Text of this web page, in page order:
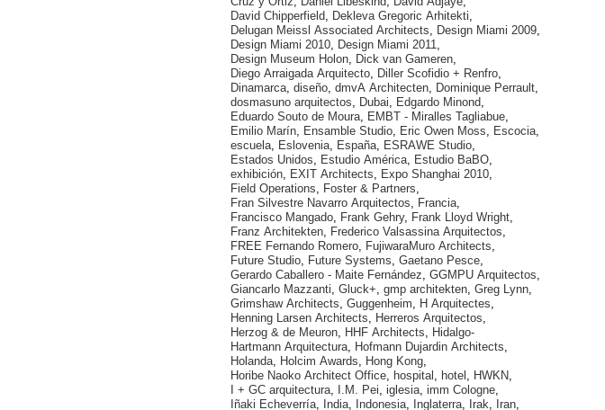
David Chipperfield, Dekleva Gregoric Arhitekti,
Delugan Meissl Associated Architects, Design Miami 2009,
Design Miami 2010, Design Miami 2011,
Design Museum Holon, Dick van Gameren,
Diego Arraigada Arquitecto, Diller Scofidio + Renfro,
Dinamarca, diseño, dmvA Architecten, Dominique Perrault,
dosmasuno arquitectos, Dubai, Edgardo Minond,
Eduardo Souto de Moura, EMBT - Miralles Tagliabue,
Emilio Marín, Ensamble Studio, Eric Owen Moss, Escocia,
escuela, Eslovenia, España, ESRAWE Studio,
Estados Unidos, Estudio América, Estudio BaBO,
exhibición, EXIT Architects, Expo Shanghai 2010,
Field Operations, Foster & Partners,
Fran Silvestre Navarro Arquitectos, Francia,
Francisco Mangado, Frank Gehry, Frank Lloyd Wright,
Franz Architekten, Frederico Valsassina Arquitectos,
FREE Fernando Romero, FujiwaraMuro Architects,
Future Studio, Future Systems, Gaetano Pesce,
Gerardo Caballero - Maite Fernández, GGMPU Arquitectos,
Giancarlo Mazzanti, Gluck+, gmp architekten, Greg Lynn,
Grimshaw Architects, Guggenheim, H Arquitectes,
Henning Larsen Architects, Herreros Arquitectos,
Herzog & de Meuron, HHF Architects, Hidalgo-
Hartmann Arquitectura, Hofmann Dujardin Architects,
Holanda, Holcim Awards, Hong Kong,
Horibe Naoko Architect Office, hospital , hotel , HWKN,
I + GC arquitectura, I.M. Pei, iglesia, imm Cologne,
Iñaki Echeverría, India, Indonesia, Inglaterra, Irak, Iran,